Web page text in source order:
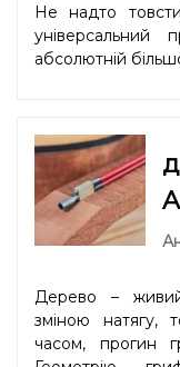
Не надто
універсальний
абсолютній
Дерево –
зміною натягу,
часом, прогин